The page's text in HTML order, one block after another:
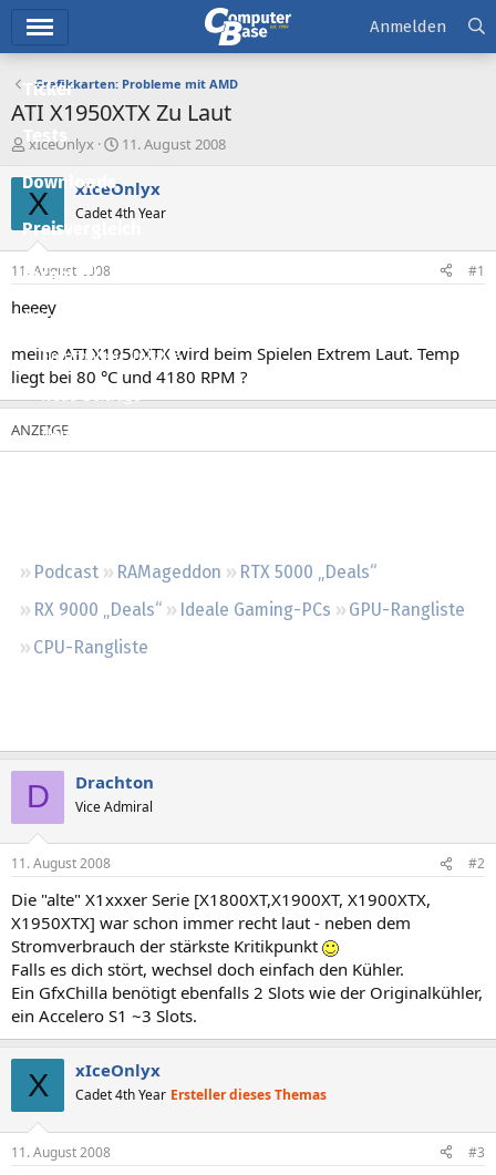
Ticker
Tests
Downloads
Preisvergleich
Forum
Aktuelles
Empfohlene Inhalte
Neue Beiträge
Neueste Aktivitäten
Podcast RAMageddon
RTX 5000 „Deals“
RX 9000 „Deals“
Ideale Gaming-PCs
GPU-Rangliste
CPU-Rangliste
Anmelden
Grafikkarten: Probleme mit AMD
ATI X1950XTX Zu Laut
E
s
t
e
e
r
xIceOnlyx
E
s
e
t
11. August 2008
X xIceOnlyx
Cadet 4th Year
11. August 2008 #1
heeey
meine ATI X1950XTX wird beim Spielen Extrem Laut. Temp
liegt bei 80 °C und 4180 RPM ?
D Drachton
Vice Admiral
11. August 2008 #2
Die "alte" X1xxxer Serie [X1800XT,X1900XT, X1900XTX,
X1950XTX] war schon immer recht laut - neben dem
Stromverbrauch der stärkste Kritikpunkt
Falls es dich stört, wechsel doch einfach den Kühler.
Ein GfxChilla benötigt ebenfalls 2 Slots wie der Originalkühler,
ein Accelero S1 ~3 Slots.
X xIceOnlyx
Cadet 4th Year Ersteller dieses Themas
11. August 2008 #3